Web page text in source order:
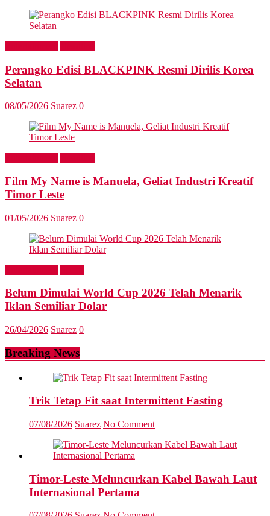
Perangko Edisi BLACKPINK Resmi Dirilis Korea
Selatan
08/05/2026 Suarez 0
Film My Name is Manuela, Geliat Industri Kreatif
Timor Leste
01/05/2026 Suarez 0
Belum Dimulai World Cup 2026 Telah Menarik
Iklan Semiliar Dolar
26/04/2026 Suarez 0
Breaking News
Trik Tetap Fit saat Intermittent Fasting
07/08/2026 Suarez No Comment
Timor-Leste Meluncurkan Kabel Bawah Laut
Internasional Pertama